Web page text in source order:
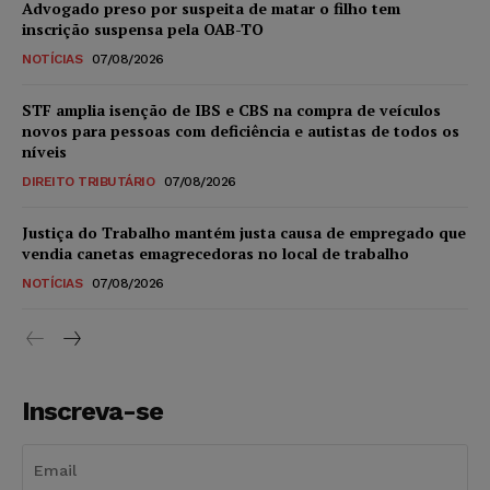
Advogado preso por suspeita de matar o filho tem
inscrição suspensa pela OAB-TO
NOTÍCIAS 07/08/2026
STF amplia isenção de IBS e CBS na compra de veículos
novos para pessoas com deficiência e autistas de todos os
níveis
DIREITO TRIBUTÁRIO 07/08/2026
Justiça do Trabalho mantém justa causa de empregado que
vendia canetas emagrecedoras no local de trabalho
NOTÍCIAS 07/08/2026
Inscreva-se